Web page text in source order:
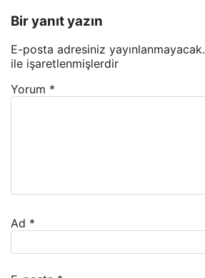
Bir yanıt yazın
E-posta adresiniz yayınlanmayacak.
ile işaretlenmişlerdir
Yorum *
Ad *